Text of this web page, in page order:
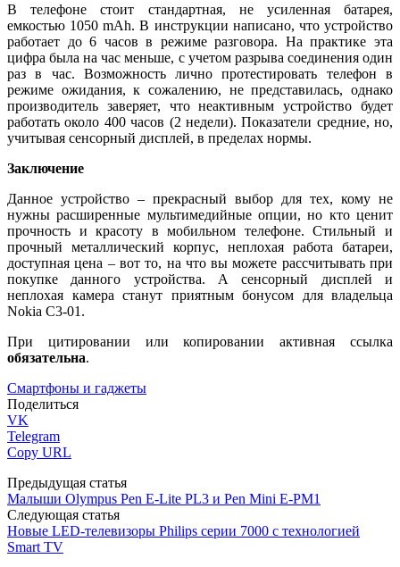
В телефоне стоит стандартная, не усиленная батарея,
емкостью 1050 mAh. В инструкции написано, что устройство
работает до 6 часов в режиме разговора. На практике эта
цифра была на час меньше, с учетом разрыва соединения один
раз в час. Возможность лично протестировать телефон в
режиме ожидания, к сожалению, не представилась, однако
производитель заверяет, что неактивным устройство будет
работать около 400 часов (2 недели). Показатели средние, но,
учитывая сенсорный дисплей, в пределах нормы.
Заключение
Данное устройство – прекрасный выбор для тех, кому не
нужны расширенные мультимедийные опции, но кто ценит
прочность и красоту в мобильном телефоне. Стильный и
прочный металлический корпус, неплохая работа батареи,
доступная цена – вот то, на что вы можете рассчитывать при
покупке данного устройства. А сенсорный дисплей и
неплохая камера станут приятным бонусом для владельца
Nokia C3-01.
При цитировании или копировании активная ссылка
обязательна.
Смартфоны и гаджеты
Поделиться
VK
Telegram
Copy URL
Предыдущая статья
Малыши Olympus Pen E-Lite PL3 и Pen Mini E-PM1
Следующая статья
Новые LED-телевизоры Philips серии 7000 с технологией
Smart TV